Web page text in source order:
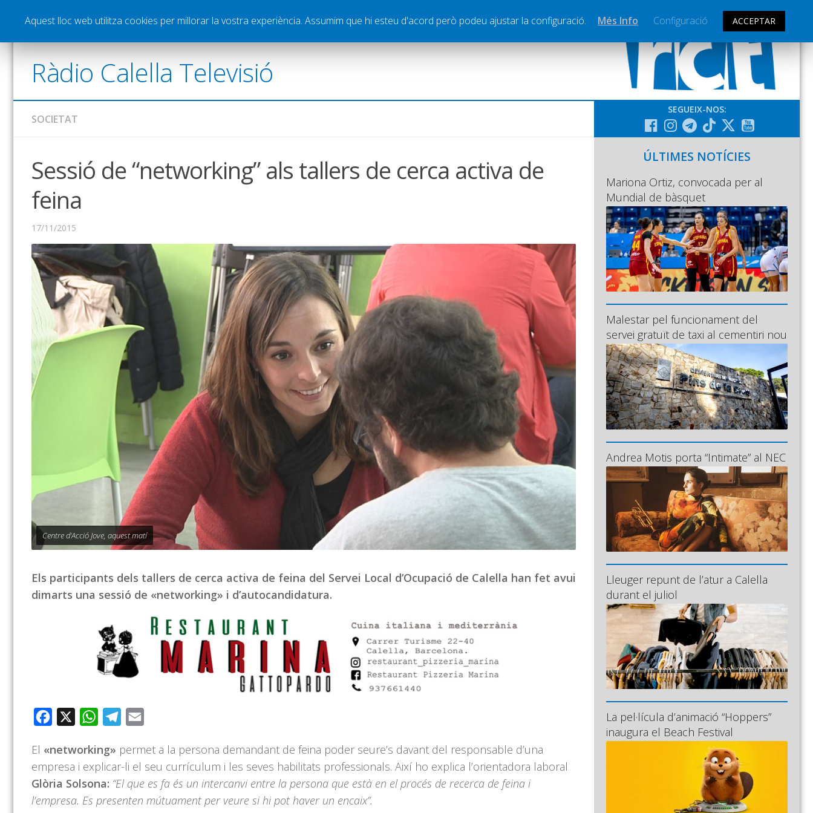
Notícies Esports Pòdcasts Vídeos Graella Publicitat Contacte
Ràdio Calella Televisió
SOCIETAT
Sessió de “networking” als tallers de cerca activa de
feina
17/11/2015
Centre d'Acció Jove, aquest matí
Els participants dels tallers de cerca activa de feina del Servei Local d’Ocupació de Calella han fet avui
dimarts una sessió de «networking» i d’autocandidatura.
Facebook WhatsAppTelegram
El «networking» permet a la persona demandant de feina poder seure’s davant del responsable d’una
empresa i explicar-li el seu currículum i les seves habilitats professionals. Així ho explica l’orientadora laboral
Glòria Solsona: “El que es fa és un intercanvi entre la persona que està en el procés de recerca de feina i
l’empresa. Es presenten mútuament per veure si hi pot haver un encaix”.
SEGUEIX-NOS:
ÚLTIMES NOTÍCIES
Mariona Ortiz, convocada per al
Mundial de bàsquet
Malestar pel funcionament del
servei gratuït de taxi al cementiri nou
Andrea Motis porta “Intimate” al NEC
Lleuger repunt de l’atur a Calella
durant el juliol
La pel·lícula d’animació “Hoppers”
inaugura el Beach Festival
Aquest lloc web utilitza cookies per millorar la vostra experiència. Assumim que hi esteu d'acord però podeu ajustar la configuració. Més Info Configuració ACCEPTAR